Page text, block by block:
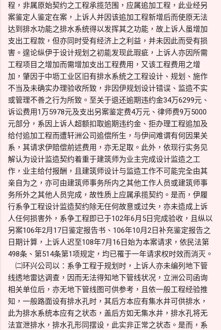
程，非属原始契约之工程承揽范围，应属追加工程，此业经另
案鉴定人鉴定在案，上诉人并因该追加工程新增后而使原无法
达到排水功能之排水系统得以发挥其之功能，故上诉人虽增加
支出工程款，但亦同时受有经济上之利益，并未因此而受有损
害。遑论纵伊于设计规划之初能发现此瑕疵，上诉人亦因所需
工程项目之增加而需增加支出工程费用，又该工程费用之增
加，肇因于中坜工业区旧有排水系统之工程设计、规划、施作
不当及未确实办理验收所致，非因伊规划设计错误、监造不实
或管理不善之行为所致。至关于退还逾期违约金34万6299元、
诉讼费用1万5978元及支出另案鉴定费4万元、律师费9万5000
元部分，系因上诉人超额扣取逾期违约金、拒办理工程追加及
给付追加工程而遭轩洲公司追偿所生，与伊间难谓有何因果关
系，其请求伊赔偿前述费用，亦无足取。此外，依现行实务见
解认为设计监造契约着重于建筑师为业主完成设计监造之工
作，业主给付报酬，且建筑师设计与监造工作不可能完全由其
亲自为之，亦可由建筑师事务所内之其他工作人员或建筑师事
务所外之其他人员完成，故性质上应属承揽契约。是而，伊履
行系争工程设计监造契约除无任何故意或过失，亦未造成上诉
人任何损害外，系争工程即已于102年6月5日完成验收，且纵以
另案106年2月17日鉴定报告书、106年10月2日补充鉴定报告之
日期计算，上诉人迟至108年7月16日始为本案请求，依民法第
498条、第514条第1项规定，均已罹于一年请求权时效而消灭。
㈡环兴公司以：系争工程于规划时，上诉人亦未编列地下管
线透地雷达调查，因而无法得知地下管线状况，立洲公司函询
相关单位后，亦无地下管线图可供参考，且依一般工程经验推
知，一般路面设有排水孔时，其后方本应有集水井可供排水，
此为排水系统本应有之状态，盖后方如无集水井，排水孔将无
法宣泄排水，排水孔形同摆设，此实非正常之状态。是而，系